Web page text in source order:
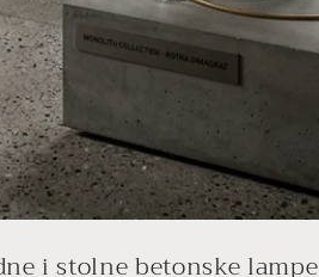
i stolne betonske lampe